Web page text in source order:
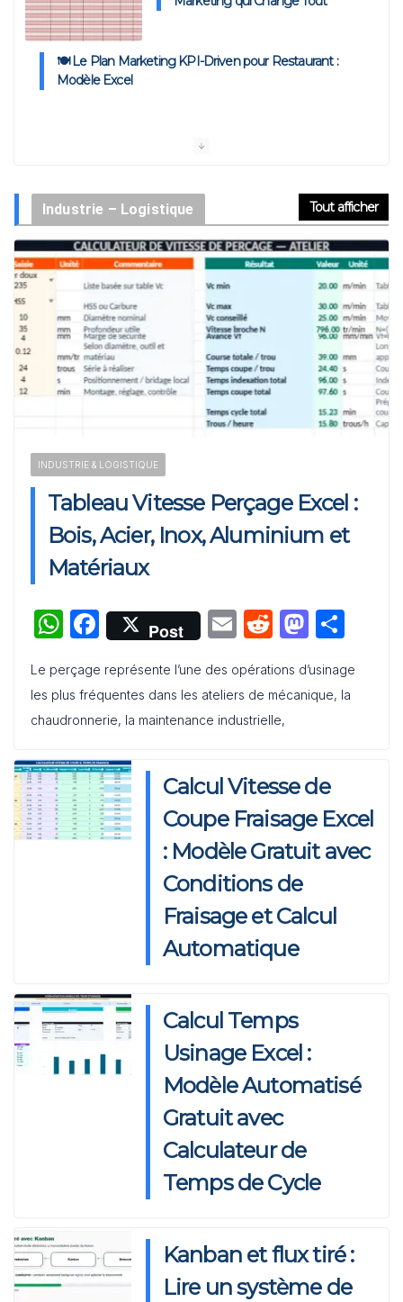
🍽️ Le Plan Marketing KPI-Driven pour Restaurant :
Modèle Excel
Exemple de Campagne Marketing : Modèles pour la
L’Analyse Stratégique AVP : Anticiper, Cadrer, Décider –
Modèle Excel
Activation de Marque : Mise en Œuvre et Modèle de
Feuille de Route
Word
Industrie – Logistique Tout afficher
INDUSTRIE & LOGISTIQUE
Tableau Vitesse Perçage Excel :
Bois, Acier, Inox, Aluminium et
Matériaux
W
at
s
p
p
F
c
e
o
o
k
Post
E
ai
l
R
d
di
M
st
o
o
n
ta
g
Le perçage représente l’une des opérations d’usinage
les plus fréquentes dans les ateliers de mécanique, la
chaudronnerie, la maintenance industrielle,
Calcul Vitesse de
Coupe Fraisage Excel
: Modèle Gratuit avec
Conditions de
Fraisage et Calcul
Automatique
Calcul Temps
Usinage Excel :
Modèle Automatisé
Gratuit avec
Calculateur de
Temps de Cycle
Kanban et flux tiré :
Lire un système de